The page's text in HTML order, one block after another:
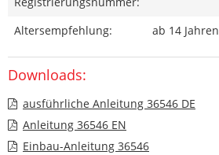
Altersempfehlung: ab 14 Jahren
Downloads:
ausführliche Anleitung 36546 DE
Anleitung 36546 EN
Einbau-Anleitung 36546